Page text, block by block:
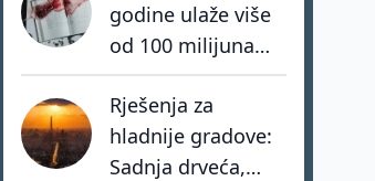
akcija
godine ulaže više
od 100 milijuna
eura u turistički
portfelj
Rješenja za
hladnije gradove:
Sadnja drveća,